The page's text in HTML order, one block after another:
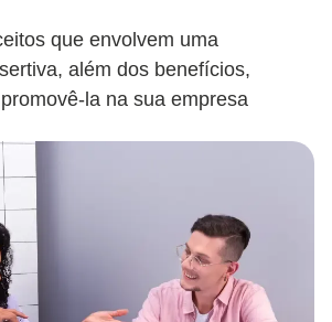
que envolvem uma
além dos benefícios,
la na sua empresa